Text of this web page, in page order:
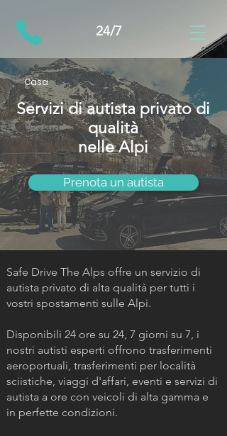
24/7
Casa
Servizi di autista privato di
qualità
nelle Alpi
Prenota un autista
Safe Drive The Alps offre un servizio di
autista privato di alta qualità per tutti i
vostri spostamenti sulle Alpi.
Disponibili 24 ore su 24, 7 giorni su 7, i
nostri autisti esperti offrono trasferimenti
aeroportuali, trasferimenti per località
sciistiche, viaggi d'affari, eventi e servizi di
autista a ore con veicoli di alta gamma e
in perfette condizioni.